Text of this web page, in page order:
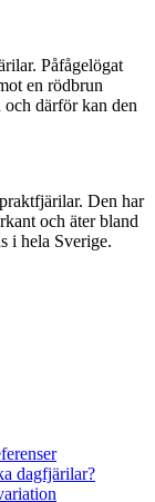
Påfågelögat
en rödbrun
därför kan den
Den har
och äter bland
i hela Sverige.
dagfjärilar?